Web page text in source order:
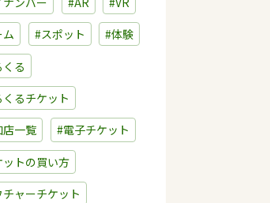
#スポット #体験
る
るチケット
一覧 #電子チケット
トの買い方
ャーチケット